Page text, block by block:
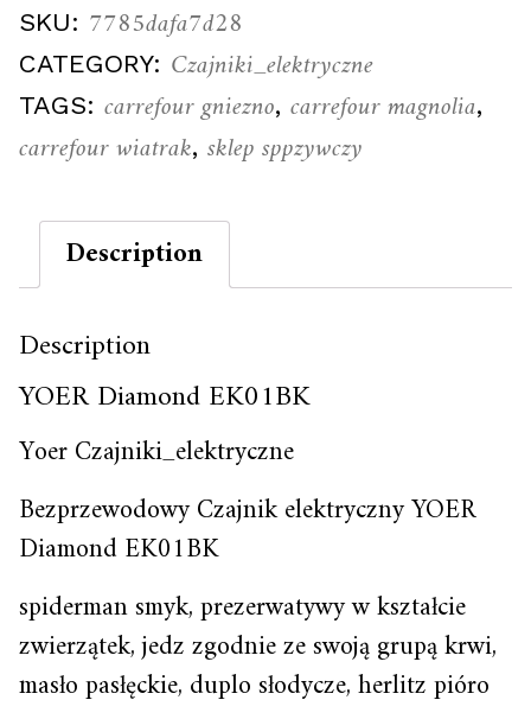
SKU: 7785dafa7d28
CATEGORY: Czajniki_elektryczne
TAGS: carrefour gniezno, carrefour magnolia,
carrefour wiatrak, sklep sppzywczy
Description
Description
YOER Diamond EK01BK
Yoer Czajniki_elektryczne
Bezprzewodowy Czajnik elektryczny YOER
Diamond EK01BK
spiderman smyk, prezerwatywy w kształcie
zwierzątek, jedz zgodnie ze swoją grupą krwi,
masło pasłęckie, duplo słodycze, herlitz pióro